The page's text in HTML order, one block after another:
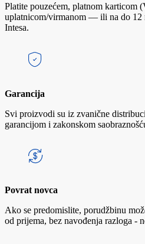
Platite pouzećem, platnom karticom
uplatnicom/virmanom — ili na do 12
Intesa.
Garancija
Svi proizvodi su iz zvanične
garancijom i zakonskom
Povrat novca
Ako se predomislite, porudžbinu
od prijema, bez navođenja razloga -